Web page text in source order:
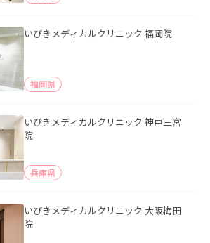
いびきメディカルクリニック 福岡院
福岡県
いびきメディカルクリニック 神戸三宮
院
兵庫県
いびきメディカルクリニック 大阪梅田
院